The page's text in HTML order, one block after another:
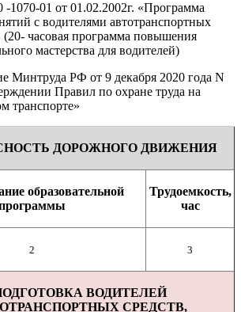
-1070-01 от 01.02.2002г. «Программа
с водителями автотранспортных
(20- часовая программа повышения
мастерства для водителей)
Минтруда РФ от 9 декабря 2020 года N
Правил по охране труда на
транспорте»
ДОРОЖНОГО ДВИЖЕНИЯ
образовательной
Трудоемкость,
час
2 3
ВОДИТЕЛЕЙ
СРЕДСТВ,